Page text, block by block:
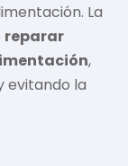
La
reparar
,
evitando la